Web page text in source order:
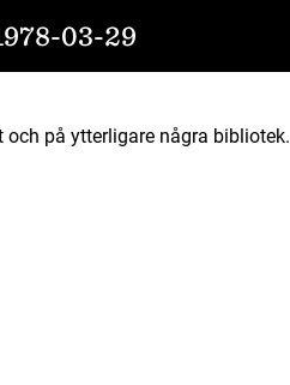
03-29
på ytterligare några bibliotek.